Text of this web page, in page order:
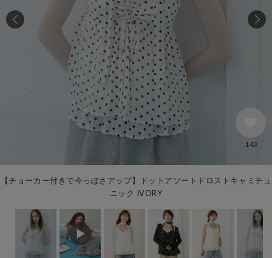
【チョーカー付きで今っぽさアップ】ドットアソートドロストキャミチュ
ニック IVORY
143